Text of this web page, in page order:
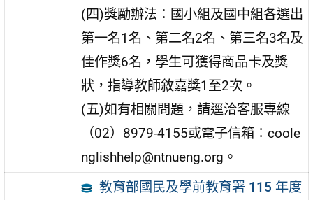
(四)獎勵辦法：國小組及國中組各選出
第一名1名、第二名2名、第三名3名及
佳作獎6名，學生可獲得商品卡及獎
狀，指導教師敘嘉獎1至2次。
(五)如有相關問題，請逕洽客服專線
（02）8979-4155或電子信箱：coole
nglishhelp@ntnueng.org。
教育部國民及學前教育署 115 年度